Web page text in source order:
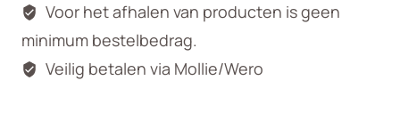
Voor het afhalen van producten is geen
minimum bestelbedrag.
Veilig betalen via Mollie/Wero